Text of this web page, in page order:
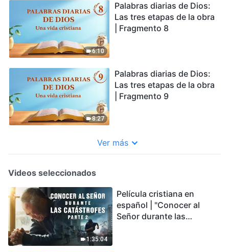
6:10
Palabras diarias de Dios:
Las tres etapas de la obra
| Fragmento 8
8:27
Palabras diarias de Dios:
Las tres etapas de la obra
| Fragmento 9
Ver más
Videos seleccionados
1:35:04
Película cristiana en
español | "Conocer al
Señor durante las